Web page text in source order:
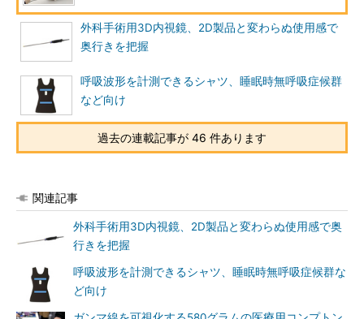
外科手術用3D内視鏡、2D製品と変わらぬ使用感で
奥行きを把握
呼吸波形を計測できるシャツ、睡眠時無呼吸症候群
など向け
過去の連載記事が 46 件あります
関連記事
外科手術用3D内視鏡、2D製品と変わらぬ使用感で奥
行きを把握
呼吸波形を計測できるシャツ、睡眠時無呼吸症候群な
ど向け